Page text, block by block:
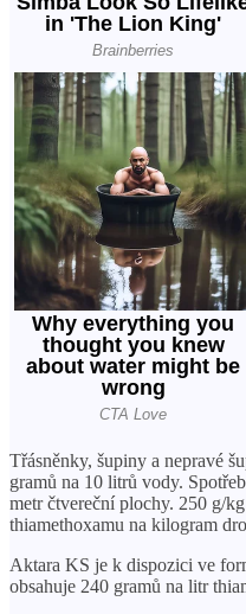
Třásněnky, šupiny a nepravé
gramů na 10 litrů vody.
metr čtvereční plochy. 250 g/
thiamethoxamu na kilogram
Aktara KS je k dispozici ve
obsahuje 240 gramů na litr